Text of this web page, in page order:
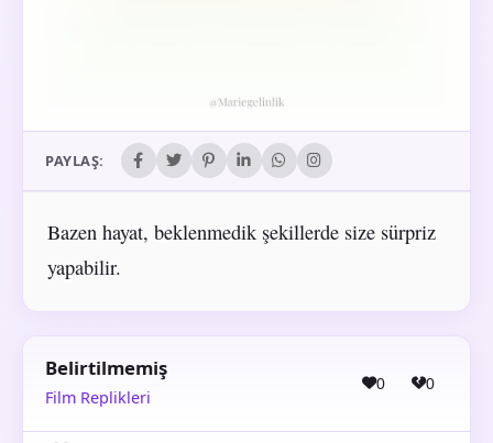
PAYLAŞ:
Bazen hayat, beklenmedik şekillerde size sürpriz
yapabilir.
Belirtilmemiş
Film Replikleri
0 0